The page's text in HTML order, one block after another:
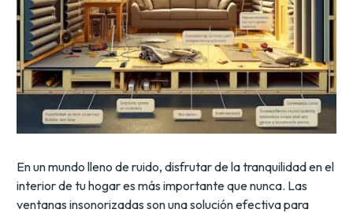
En un mundo lleno de ruido, disfrutar de la tranquilidad en el
interior de tu hogar es más importante que nunca. Las
ventanas insonorizadas son una solución efectiva para